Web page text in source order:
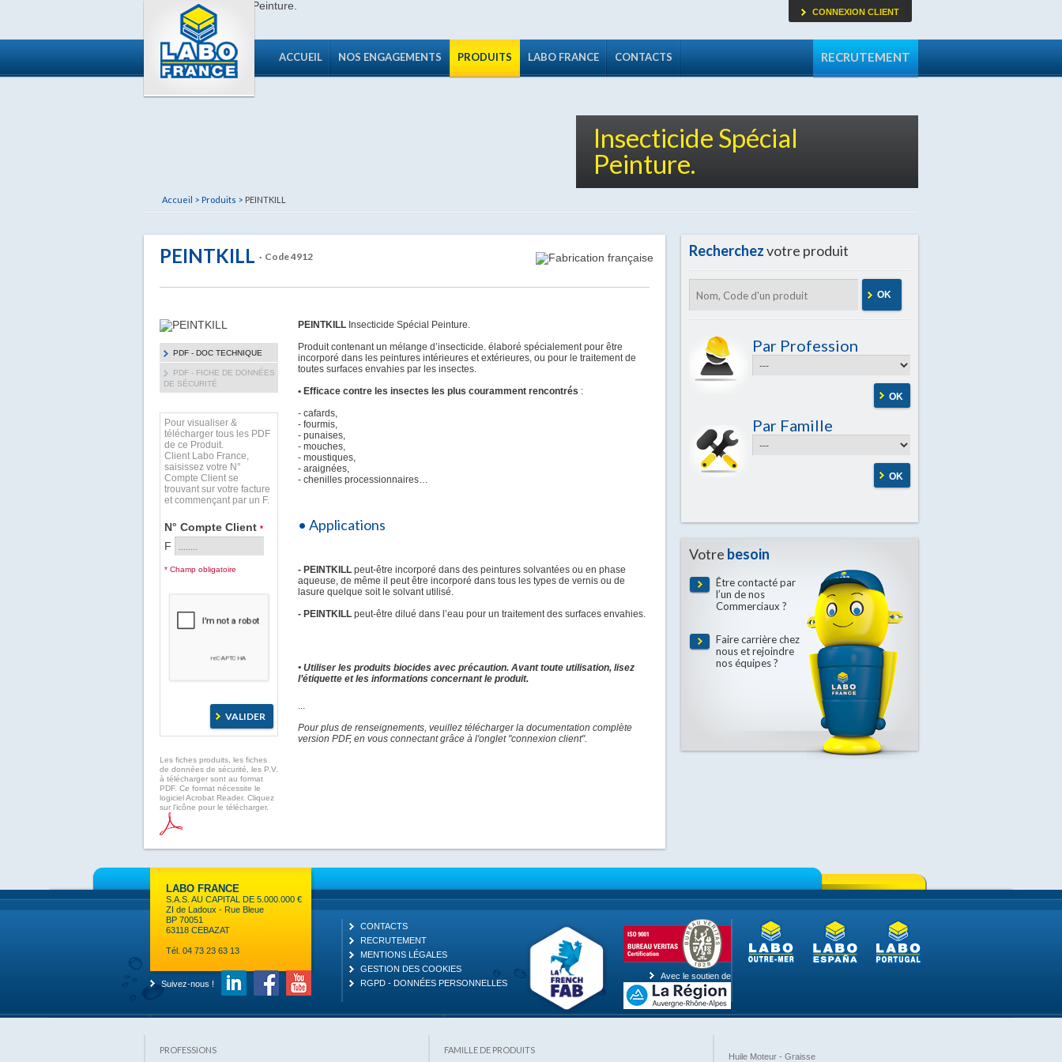
RECRUTEMENT
ACCUEIL NOS ENGAGEMENTS PRODUITS LABO FRANCE CONTACTS
CONNEXION CLIENT
Insecticide Spécial
Peinture.
Accueil > Produits > PEINTKILL
PEINTKILL · Code 4912
PDF - DOC TECHNIQUE
PDF - FICHE DE DONNÉES
DE SÉCURITÉ
Pour visualiser &
télécharger tous les PDF
de ce Produit.
Client Labo France,
saisissez votre N°
Compte Client se
trouvant sur votre facture
et commençant par un F.
N° Compte Client *
F
* Champ obligatoire
Les fiches produits, les fiches
de données de sécurité, les P.V.
à télécharger sont au format
PDF. Ce format nécessite le
logiciel Acrobat Reader. Cliquez
sur l'icône pour le télécharger.
PEINTKILL Insecticide Spécial Peinture.
Produit contenant un mélange d’insecticide. élaboré spécialement pour être
incorporé dans les peintures intérieures et extérieures, ou pour le traitement de
toutes surfaces envahies par les insectes.
• Efficace contre les insectes les plus couramment rencontrés :
- cafards,
- fourmis,
- punaises,
- mouches,
- moustiques,
- araignées,
- chenilles processionnaires…
• Applications
- PEINTKILL peut-être incorporé dans des peintures solvantées ou en phase
aqueuse, de même il peut être incorporé dans tous les types de vernis ou de
lasure quelque soit le solvant utilisé.
- PEINTKILL peut-être dilué dans l’eau pour un traitement des surfaces envahies.
• Utiliser les produits biocides avec précaution. Avant toute utilisation, lisez
l’étiquette et les informations concernant le produit.
...
Pour plus de renseignements, veuillez télécharger la documentation complète
version PDF, en vous connectant grâce à l'onglet "connexion client".
Recherchezvotre produit
OK
Par Profession
OK
Par Famille
OK
Votre besoin
Être contacté par
l’un de nos
Commerciaux ?
Faire carrière chez
nous et rejoindre
nos équipes ?
LABO FRANCE
S.A.S. AU CAPITAL DE 5.000.000 €
ZI de Ladoux - Rue Bleue
BP 70051
63118 CEBAZAT
Tél. 04 73 23 63 13
Suivez-nous !
CONTACTS
RECRUTEMENT
MENTIONS LÉGALES
GESTION DES COOKIES
RGPD - DONNÉES PERSONNELLES
Avec le soutien de
PROFESSIONS FAMILLE DE PRODUITS
Huile Moteur - Graisse